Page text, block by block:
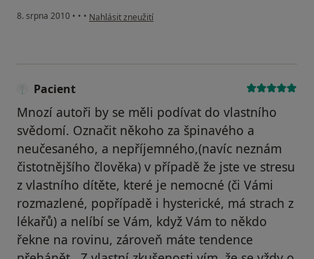
8. srpna 2010 • • • podle názoru uživatele Váš účet byl odstraněn
Nahlásit zneužití
Pacient
Mnozí autoři by se měli podívat do vlastního
svědomí. Označit někoho za špinavého a
neučesaného, a nepříjemného,(navíc neznám
čistotnějšího člověka) v případě že jste ve stresu
z vlastního dítěte, které je nemocné (či Vámi
rozmazlené, popřípadě i hysterické, má strach z
lékařů) a nelíbí se Vám, když Vám to někdo
řekne na rovinu, zároveň máte tendence